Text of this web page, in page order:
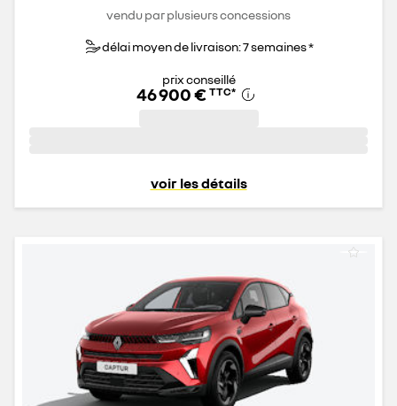
vendu par plusieurs concessions
délai moyen de livraison: 7 semaines *
prix conseillé
46 900 € TTC*
voir les détails